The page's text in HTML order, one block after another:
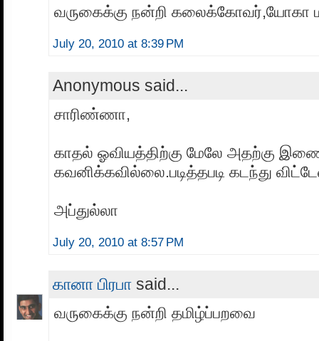
வருகைக்கு நன்றி கலைக்கோவர்,யோகா
July 20, 2010 at 8:39 PM
Anonymous said...
சாரிண்ணா,
காதல் ஓவியத்திற்கு மேலே அதற்கு
கவனிக்கவில்லை.படித்தபடி கடந்து
அப்துல்லா
July 20, 2010 at 8:57 PM
கானா பிரபா said...
வருகைக்கு நன்றி தமிழ்ப்பறவை